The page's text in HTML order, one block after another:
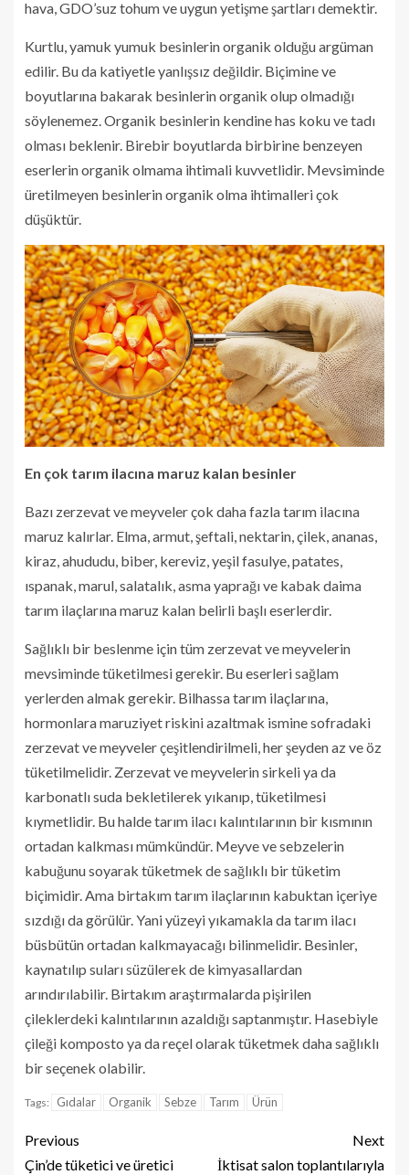
hava, GDO’suz tohum ve uygun yetişme şartları demektir.
Kurtlu, yamuk yumuk besinlerin organik olduğu argüman
edilir. Bu da katiyetle yanlışsız değildir. Biçimine ve
boyutlarına bakarak besinlerin organik olup olmadığı
söylenemez. Organik besinlerin kendine has koku ve tadı
olması beklenir. Birebir boyutlarda birbirine benzeyen
eserlerin organik olmama ihtimali kuvvetlidir. Mevsiminde
üretilmeyen besinlerin organik olma ihtimalleri çok
düşüktür.
En çok tarım ilacına maruz kalan besinler
Bazı zerzevat ve meyveler çok daha fazla tarım ilacına
maruz kalırlar. Elma, armut, şeftali, nektarin, çilek, ananas,
kiraz, ahududu, biber, kereviz, yeşil fasulye, patates,
ıspanak, marul, salatalık, asma yaprağı ve kabak daima
tarım ilaçlarına maruz kalan belirli başlı eserlerdir.
Sağlıklı bir beslenme için tüm zerzevat ve meyvelerin
mevsiminde tüketilmesi gerekir. Bu eserleri sağlam
yerlerden almak gerekir. Bilhassa tarım ilaçlarına,
hormonlara maruziyet riskini azaltmak ismine sofradaki
zerzevat ve meyveler çeşitlendirilmeli, her şeyden az ve öz
tüketilmelidir. Zerzevat ve meyvelerin sirkeli ya da
karbonatlı suda bekletilerek yıkanıp, tüketilmesi
kıymetlidir. Bu halde tarım ilacı kalıntılarının bir kısmının
ortadan kalkması mümkündür. Meyve ve sebzelerin
kabuğunu soyarak tüketmek de sağlıklı bir tüketim
biçimidir. Ama birtakım tarım ilaçlarının kabuktan içeriye
sızdığı da görülür. Yani yüzeyi yıkamakla da tarım ilacı
büsbütün ortadan kalkmayacağı bilinmelidir. Besinler,
kaynatılıp suları süzülerek de kimyasallardan
arındırılabilir. Birtakım araştırmalarda pişirilen
çileklerdeki kalıntılarının azaldığı saptanmıştır. Hasebiyle
çileği komposto ya da reçel olarak tüketmek daha sağlıklı
bir seçenek olabilir.
Tags: Gıdalar Organik Sebze Tarım Ürün
Previous
Çin’de tüketici ve üretici
Next
İktisat salon toplantılarıyla